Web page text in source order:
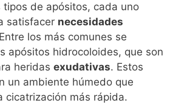
tipos de apósitos, cada uno
satisfacer necesidades
los más comunes se
apósitos hidrocoloides, que son
heridas exudativas. Estos
un ambiente húmedo que
cicatrización más rápida.